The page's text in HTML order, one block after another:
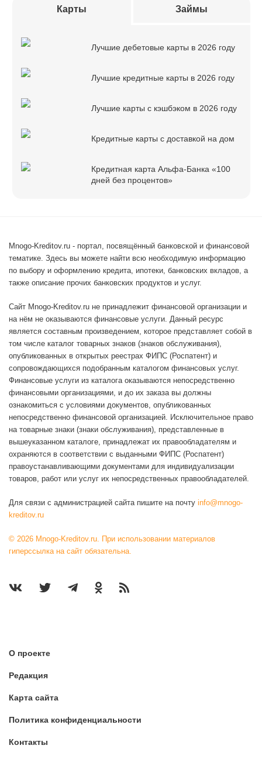
Карты Займы
Лучшие дебетовые карты в 2026 году
Лучшие кредитные карты в 2026 году
Лучшие карты с кэшбэком в 2026 году
Кредитные карты с доставкой на дом
Кредитная карта Альфа-Банка «100
дней без процентов»
Mnogo-Kreditov.ru - портал, посвящённый банковской и финансовой
тематике. Здесь вы можете найти всю необходимую информацию
по выбору и оформлению кредита, ипотеки, банковских вкладов, а
также описание прочих банковских продуктов и услуг.
Сайт Mnogo-Kreditov.ru не принадлежит финансовой организации и
на нём не оказываются финансовые услуги. Данный ресурс
является составным произведением, которое представляет собой в
том числе каталог товарных знаков (знаков обслуживания),
опубликованных в открытых реестрах ФИПС (Роспатент) и
сопровождающихся подобранным каталогом финансовых услуг.
Финансовые услуги из каталога оказываются непосредственно
финансовыми организациями, и до их заказа вы должны
ознакомиться с условиями документов, опубликованных
непосредственно финансовой организацией. Исключительное право
на товарные знаки (знаки обслуживания), представленные в
вышеуказанном каталоге, принадлежат их правообладателям и
охраняются в соответствии с выданными ФИПС (Роспатент)
правоустанавливающими документами для индивидуализации
товаров, работ или услуг их непосредственных правообладателей.
Для связи с администрацией сайта пишите на почту info@mnogo-
kreditov.ru
© 2026 Mnogo-Kreditov.ru. При использовании материалов
гиперссылка на сайт обязательна.
О проекте
Редакция
Карта сайта
Политика конфиденциальности
Контакты